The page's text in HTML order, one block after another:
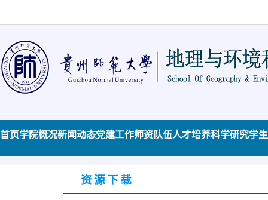
首页学院概况新闻动态党建工作师资队伍人才培养科学研究学
资源下载